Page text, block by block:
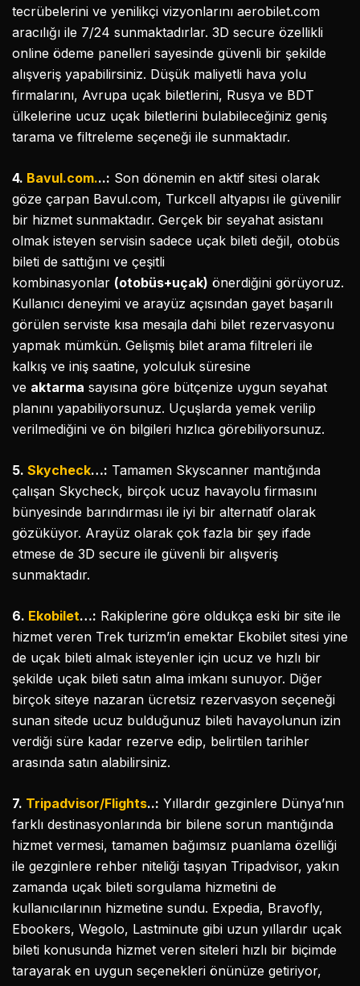
tecrübelerini ve yenilikçi vizyonlarını aerobilet.com
aracılığı ile 7/24 sunmaktadırlar. 3D secure özellikli
online ödeme panelleri sayesinde güvenli bir şekilde
alışveriş yapabilirsiniz. Düşük maliyetli hava yolu
firmalarını, Avrupa uçak biletlerini, Rusya ve BDT
ülkelerine ucuz uçak biletlerini bulabileceğiniz geniş
tarama ve filtreleme seçeneği ile sunmaktadır.
4. Bavul.com...: Son dönemin en aktif sitesi olarak
göze çarpan Bavul.com, Turkcell altyapısı ile güvenilir
bir hizmet sunmaktadır. Gerçek bir seyahat asistanı
olmak isteyen servisin sadece uçak bileti değil, otobüs
bileti de sattığını ve çeşitli
kombinasyonlar (otobüs+uçak) önerdiğini görüyoruz.
Kullanıcı deneyimi ve arayüz açısından gayet başarılı
görülen serviste kısa mesajla dahi bilet rezervasyonu
yapmak mümkün. Gelişmiş bilet arama filtreleri ile
kalkış ve iniş saatine, yolculuk süresine
ve aktarma sayısına göre bütçenize uygun seyahat
planını yapabiliyorsunuz. Uçuşlarda yemek verilip
verilmediğini ve ön bilgileri hızlıca görebiliyorsunuz.
5. Skycheck…: Tamamen Skyscanner mantığında
çalışan Skycheck, birçok ucuz havayolu firmasını
bünyesinde barındırması ile iyi bir alternatif olarak
gözüküyor. Arayüz olarak çok fazla bir şey ifade
etmese de 3D secure ile güvenli bir alışveriş
sunmaktadır.
6. Ekobilet…: Rakiplerine göre oldukça eski bir site ile
hizmet veren Trek turizm’in emektar Ekobilet sitesi yine
de uçak bileti almak isteyenler için ucuz ve hızlı bir
şekilde uçak bileti satın alma imkanı sunuyor. Diğer
birçok siteye nazaran ücretsiz rezervasyon seçeneği
sunan sitede ucuz bulduğunuz bileti havayolunun izin
verdiği süre kadar rezerve edip, belirtilen tarihler
arasında satın alabilirsiniz.
7. Tripadvisor/Flights..: Yıllardır gezginlere Dünya’nın
farklı destinasyonlarında bir bilene sorun mantığında
hizmet vermesi, tamamen bağımsız puanlama özelliği
ile gezginlere rehber niteliği taşıyan Tripadvisor, yakın
zamanda uçak bileti sorgulama hizmetini de
kullanıcılarının hizmetine sundu. Expedia, Bravofly,
Ebookers, Wegolo, Lastminute gibi uzun yıllardır uçak
bileti konusunda hizmet veren siteleri hızlı bir biçimde
tarayarak en uygun seçenekleri önünüze getiriyor,